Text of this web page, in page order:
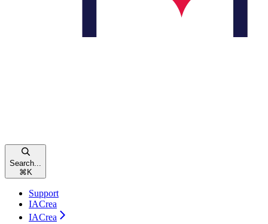
Search...
⌘ K
Support
IACrea
IACrea